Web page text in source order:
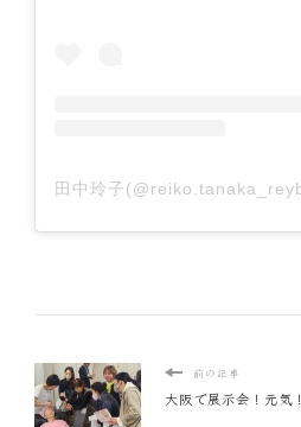
前の記事
大阪で展示会！元気！